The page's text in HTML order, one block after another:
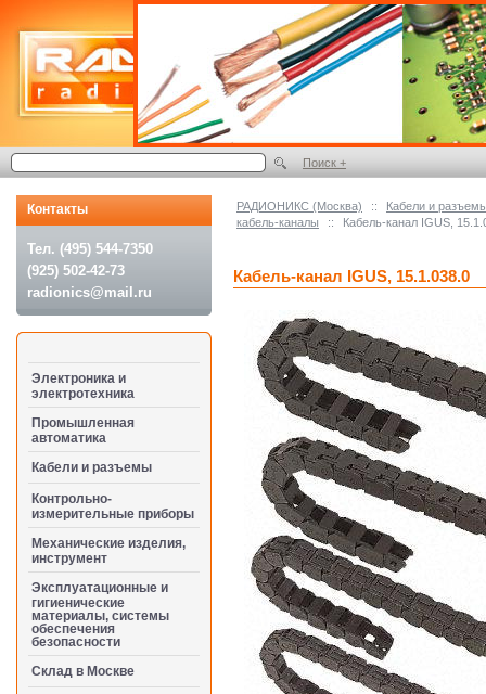
РАДИОНИКС (Москва) ::
Кабели и
кабель-каналы
:: Кабель-канал IGUS,
Кабель-канал IGUS, 15.1.038.0
Контакты
Тел. (495) 544-7350
(925) 502-42-73
radionics@mail.ru
Электроника и
электротехника
Промышленная
автоматика
Кабели и разъемы
Контрольно-
измерительные приборы
Механические изделия,
инструмент
Эксплуатационные и
гигиенические
материалы, системы
обеспечения
безопасности
Cклад в Москве
Поиск +